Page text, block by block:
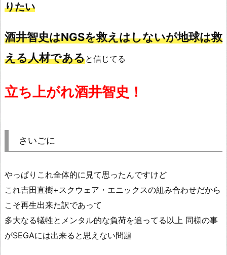
りたい
酒井智史はNGSを救えはしないが地球は救
える人材であると信じてる
立ち上がれ酒井智史！
さいごに
やっぱりこれ全体的に見て思ったんですけど
これ吉田直樹+スクウェア・エニックスの組み合わせだから
こそ再生出来た訳であって
多大なる犠牲とメンタル的な負荷を追ってる以上 同様の事
がSEGAには出来ると思えない問題